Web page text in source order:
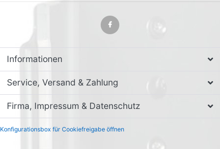
Informationen
Service, Versand & Zahlung
Firma, Impressum & Datenschutz
Konfigurationsbox für Cookiefreigabe öffnen